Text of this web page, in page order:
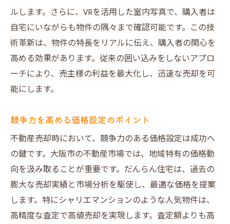
ルします。さらに、VRを活用した室内写真で、購入者は
自宅にいながらも物件の隅々まで確認可能です。この技
術革新は、物件の特長をリアルに伝え、購入者の関心を
高める効果があります。従来の囲い込みをしないアプロ
ーチにより、売主様の利益を最大化し、迅速な売却を可
能にします。
競争力を高める価格設定のポイント
不動産売却時において、競争力のある価格設定は成功へ
の鍵です。大阪市の不動産市場では、地域特有の価格動
向を汲み取ることが重要です。だんらん住宅は、過去の
膨大な売却実績と市場分析を駆使し、最適な価格を提案
します。特にシャリエマンションのような人気物件は、
高精度な査定で高値売却を実現します。査定額よりも高